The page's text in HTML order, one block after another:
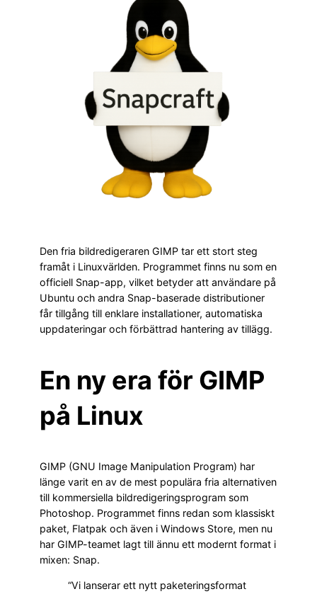
Den fria bildredigeraren GIMP tar ett stort steg
framåt i Linuxvärlden. Programmet finns nu som en
officiell Snap-app, vilket betyder att användare på
Ubuntu och andra Snap-baserade distributioner
får tillgång till enklare installationer, automatiska
uppdateringar och förbättrad hantering av tillägg.
En ny era för GIMP
på Linux
GIMP (GNU Image Manipulation Program) har
länge varit en av de mest populära fria alternativen
till kommersiella bildredigeringsprogram som
Photoshop. Programmet finns redan som klassiskt
paket, Flatpak och även i Windows Store, men nu
har GIMP-teamet lagt till ännu ett modernt format i
mixen: Snap.
“Vi lanserar ett nytt paketeringsformat